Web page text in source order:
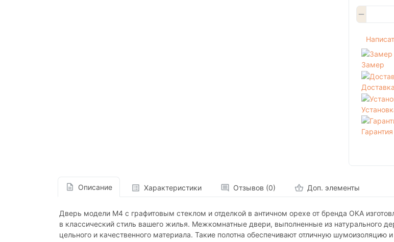
Замер
Доставка
Гарантия
Описание Характеристики Отзывов (0) Доп. элементы
Дверь модели М4 с графитовым стеклом и отделкой в античном орехе от бренда ОКА
в классический стиль вашего жилья. Межкомнатные двери, выполненные из натурального
цельного и качественного материала. Такие полотна обеспечивают отличную